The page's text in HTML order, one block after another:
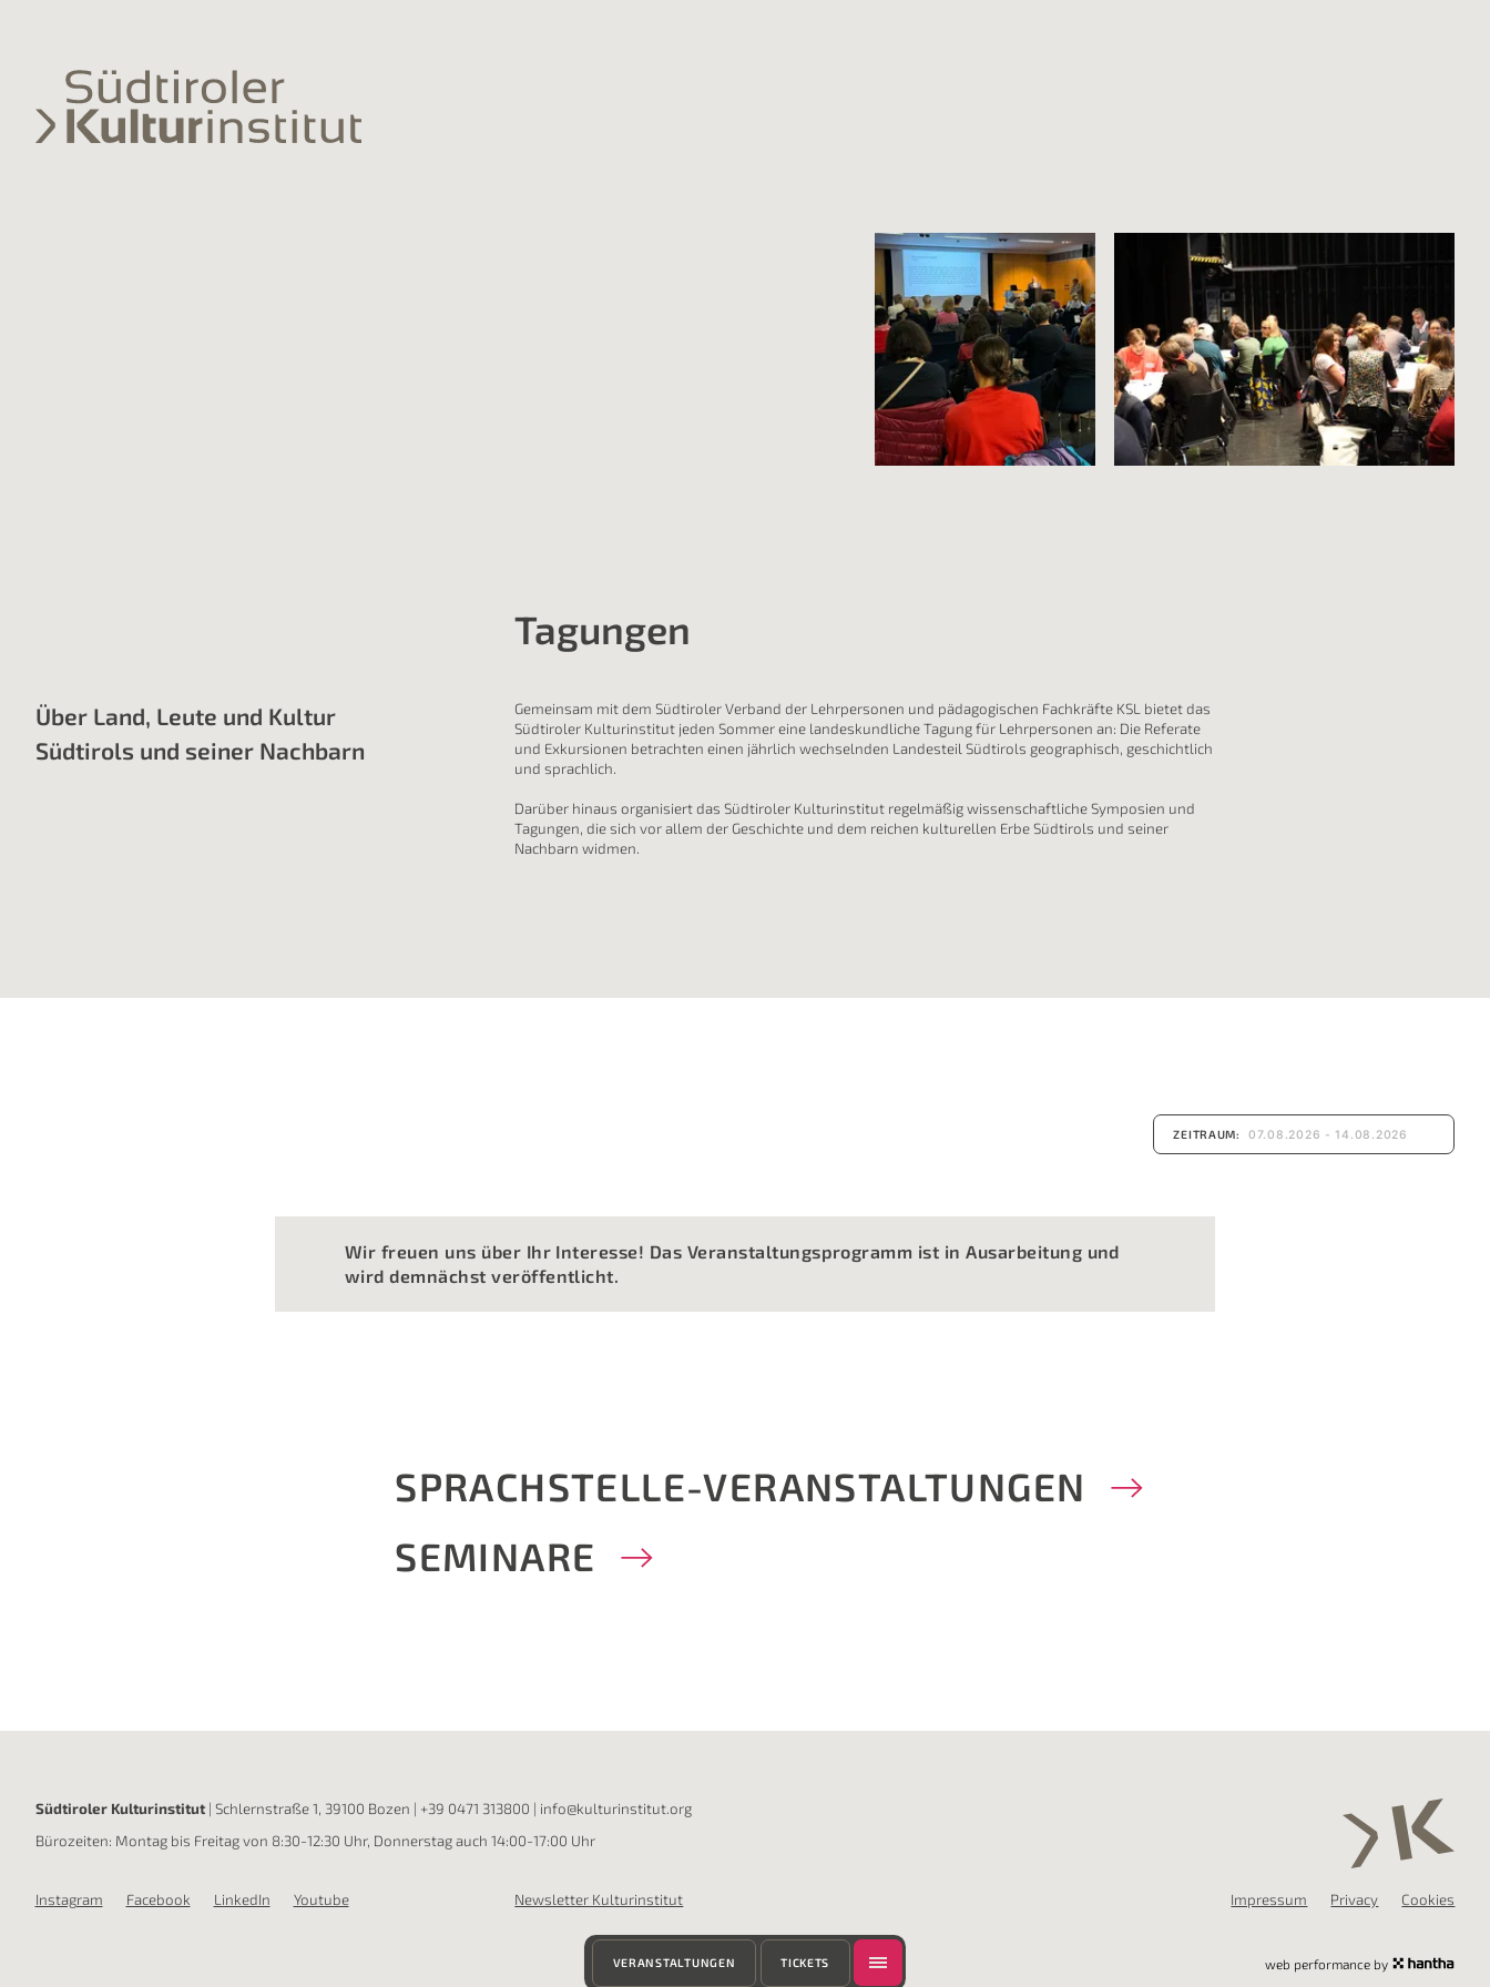
VERANSTALTUNGEN TICKETS
Tagungen
Über Land, Leute und Kultur
Südtirols und seiner Nachbarn
Gemeinsam mit dem Südtiroler Verband der Lehrpersonen und pädagogischen Fachkräfte KSL bietet das
Südtiroler Kulturinstitut jeden Sommer eine landeskundliche Tagung für Lehrpersonen an: Die Referate
und Exkursionen betrachten einen jährlich wechselnden Landesteil Südtirols geographisch, geschichtlich
und sprachlich.
Darüber hinaus organisiert das Südtiroler Kulturinstitut regelmäßig wissenschaftliche Symposien und
Tagungen, die sich vor allem der Geschichte und dem reichen kulturellen Erbe Südtirols und seiner
Nachbarn widmen.
ZEITRAUM:
Wir freuen uns über Ihr Interesse! Das Veranstaltungsprogramm ist in Ausarbeitung und
wird demnächst veröffentlicht.
SPRACHSTELLE-VERANSTALTUNGEN
SEMINARE
Südtiroler Kulturinstitut| Schlernstraße 1, 39100 Bozen | +39 0471 313800 | info@kulturinstitut.org
Bürozeiten: Montag bis Freitag von 8:30-12:30 Uhr, Donnerstag auch 14:00-17:00 Uhr
Instagram Facebook LinkedIn Youtube Newsletter Kulturinstitut Impressum Privacy Cookies
web performance by